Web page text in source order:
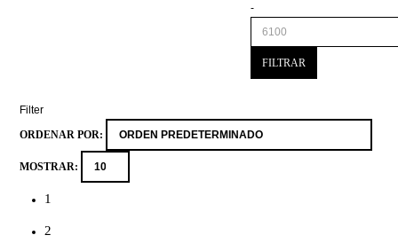
-
FILTRAR
Filter
ORDENAR POR:
MOSTRAR:
1
2